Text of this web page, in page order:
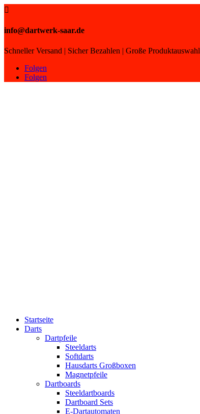

info@dartwerk-saar.de
Schneller Versand | Sicher Bezahlen | Große Produktauswahl
Folgen
Folgen
Startseite
Darts
Dartpfeile
Steeldarts
Softdarts
Hausdarts Großboxen
Magnetpfeile
Dartboards
Steeldartboards
Dartboard Sets
E-Dartautomaten